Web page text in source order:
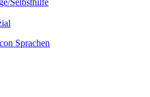
Selbsthilfe